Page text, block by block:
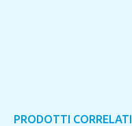
PRODOTTI CORRELATI